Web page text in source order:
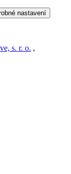
nastavení
s. r. o. ,